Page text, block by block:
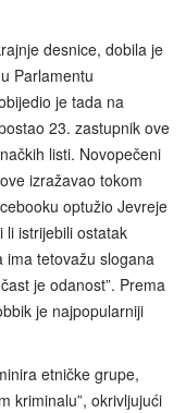
desnice, dobila je
Parlamentu
je tada na
23. zastupnik ove
listi. Novopečeni
izražavao tokom
optužio Jevreje
li istrijebili ostatak
ima tetovažu slogana
je odanost”. Prema
je najpopularniji
etničke grupe,
kriminalu”, okrivljujući